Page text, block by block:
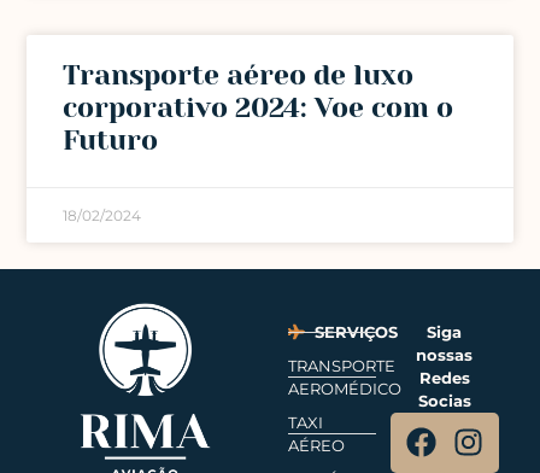
Transporte aéreo de luxo
corporativo 2024: Voe com o
Futuro
18/02/2024
SERVIÇOS
TRANSPORTE
AEROMÉDICO
TAXI
AÉREO
Siga
nossas
Redes
Socias